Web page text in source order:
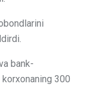
bank-
300